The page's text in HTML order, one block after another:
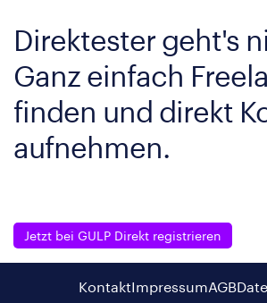
Direktester geht's
Ganz einfach
finden und direkt
aufnehmen.
Jetzt bei GULP Direkt registrieren
KontaktImpressumAGB